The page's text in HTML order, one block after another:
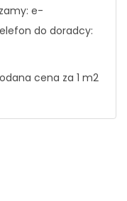
e-
do doradcy:
cena za 1 m2